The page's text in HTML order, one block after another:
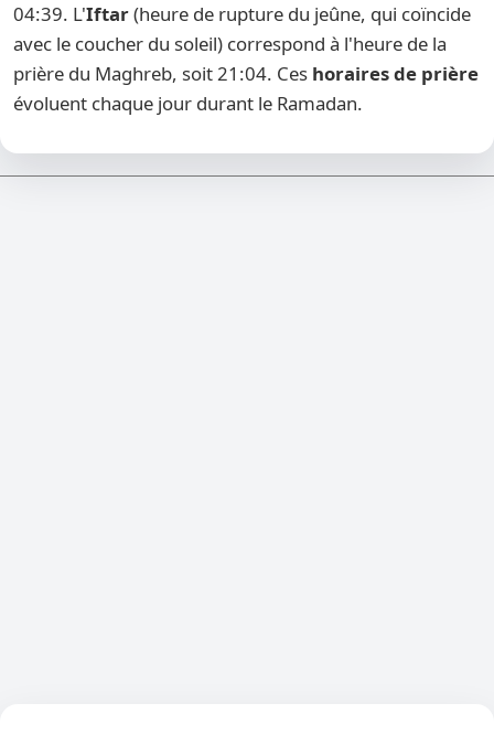
04:39. L'Iftar(heure de rupture du jeûne, qui coïncide
avec le coucher du soleil) correspond à l'heure de la
prière du Maghreb, soit 21:04. Ces horaires de prière
évoluent chaque jour durant le Ramadan.